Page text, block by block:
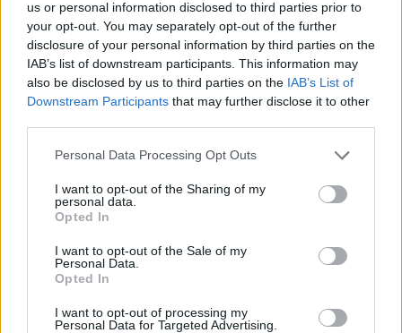
us or personal information disclosed to third parties prior to
your opt-out. You may separately opt-out of the further
disclosure of your personal information by third parties on the
IAB’s list of downstream participants. This information may
also be disclosed by us to third parties on the IAB’s List of
Downstream Participants that may further disclose it to other
Personal Data Processing Opt Outs
I want to opt-out of the Sharing of my
personal data.
Opted In
I want to opt-out of the Sale of my
Personal Data.
Opted In
I want to opt-out of processing my
Personal Data for Targeted Advertising.
Esim for Global
Esim for USA|Esim for Italy| Esim for Spain|Esim